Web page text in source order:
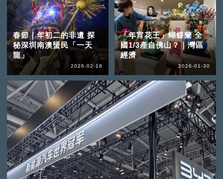
春節｜年初二的非遺 探
秘深圳南澳蜑民「一天
龍」
2026-02-18
「年宵花王」蝴蝶蘭 全
國1/3產自佛山？｜灣區
經濟
2026-01-30